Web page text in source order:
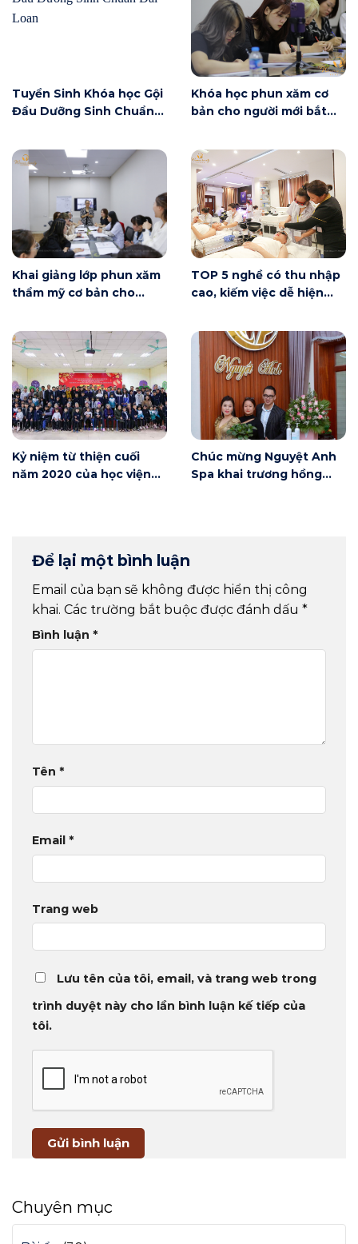
Tuyển Sinh Khóa học Gội
Đầu Dưỡng Sinh Chuẩn
Khóa học phun xăm cơ
bản cho người mới bắt
có gì?
Khai giảng lớp phun xăm
thẩm mỹ cơ bản cho
Nội
TOP 5 nghề có thu nhập
cao, kiếm việc dễ hiện
Kỷ niệm từ thiện cuối
năm 2020 của học viện
Chúc mừng Nguyệt Anh
Spa khai trương hồng
Để lại một bình luận
Email của bạn sẽ không được hiển thị công
khai. Các trường bắt buộc được đánh dấu *
Bình luận *
Tên *
Email *
Trang web
Lưu tên của tôi, email, và trang web trong
trình duyệt này cho lần bình luận kế tiếp của
tôi.
Chuyên mục